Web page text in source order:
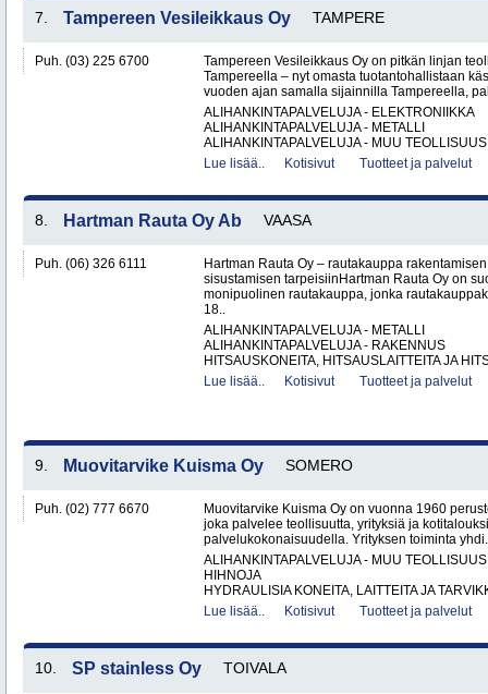
7. Tampereen Vesileikkaus Oy TAMPERE
Puh. (03) 225 6700
Tampereen Vesileikkaus Oy on pitkän linjan
Tampereella – nyt omasta tuotantohallistaan
vuoden ajan samalla sijainnilla Tampereella,
ALIHANKINTAPALVELUJA - ELEKTRONIIKKA
ALIHANKINTAPALVELUJA - METALLI
ALIHANKINTAPALVELUJA - MUU
Lue lisää..
Kotisivut Tuotteet ja palvelut
8. Hartman Rauta Oy Ab VAASA
Puh. (06) 326 6111
Hartman Rauta Oy – rautakauppa
sisustamisen tarpeisiinHartman Rauta Oy on
monipuolinen rautakauppa, jonka
18..
ALIHANKINTAPALVELUJA - METALLI
ALIHANKINTAPALVELUJA - RAKENNUS
HITSAUSKONEITA, HITSAUSLAITTEITA JA
Lue lisää..
Kotisivut Tuotteet ja palvelut
9. Muovitarvike Kuisma Oy SOMERO
Puh. (02) 777 6670
Muovitarvike Kuisma Oy on vuonna 1960
joka palvelee teollisuutta, yrityksiä ja
palvelukokonaisuudella. Yrityksen toiminta
ALIHANKINTAPALVELUJA - MUU TEOLLISUUS
HIHNOJA
HYDRAULISIA KONEITA, LAITTEITA JA
Lue lisää..
Kotisivut Tuotteet ja palvelut
10. SP stainless Oy TOIVALA